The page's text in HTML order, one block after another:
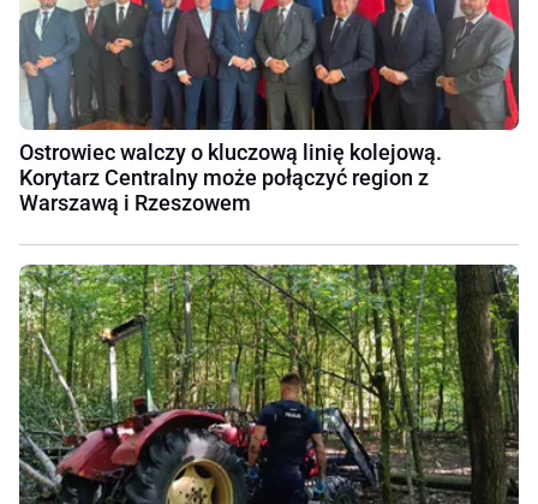
Ostrowiec walczy o kluczową linię kolejową.
Korytarz Centralny może połączyć region z
Warszawą i Rzeszowem